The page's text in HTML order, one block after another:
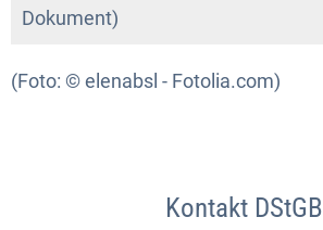
Dokument)
(Foto: © elenabsl - Fotolia.com)
Kontakt DStGB